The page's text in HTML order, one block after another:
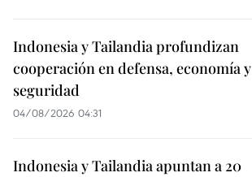
Indonesia y Tailandia profundizan
cooperación en defensa, economía y
seguridad
04/08/2026 04:31
Indonesia y Tailandia apuntan a 20